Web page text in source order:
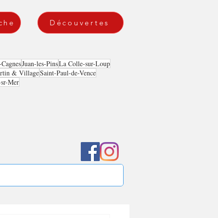
Découvertes
Juan-les-PinsLa Colle-sur-Loup
& VillageSaint-Paul-de-Vence
Mer